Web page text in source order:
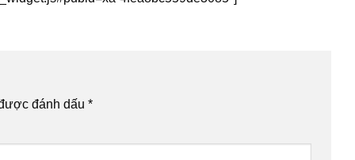
đánh dấu *